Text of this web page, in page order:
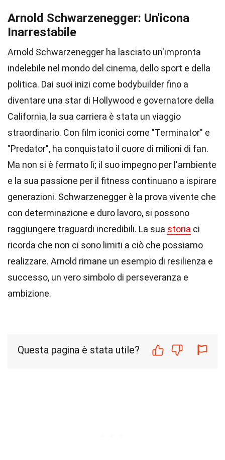
Arnold Schwarzenegger: Un'icona
Inarrestabile
Arnold Schwarzenegger ha lasciato un'impronta
indelebile nel mondo del cinema, dello sport e della
politica. Dai suoi inizi come bodybuilder fino a
diventare una star di Hollywood e governatore della
California, la sua carriera è stata un viaggio
straordinario. Con film iconici come "Terminator" e
"Predator", ha conquistato il cuore di milioni di fan.
Ma non si è fermato lì; il suo impegno per l'ambiente
e la sua passione per il fitness continuano a ispirare
generazioni. Schwarzenegger è la prova vivente che
con determinazione e duro lavoro, si possono
raggiungere traguardi incredibili. La sua storia ci
ricorda che non ci sono limiti a ciò che possiamo
realizzare. Arnold rimane un esempio di resilienza e
successo, un vero simbolo di perseveranza e
ambizione.
Questa pagina è stata utile?